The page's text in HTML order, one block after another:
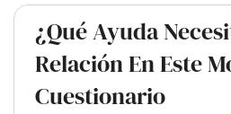
¿Qué Ayuda
Relación En Este
Cuestionario